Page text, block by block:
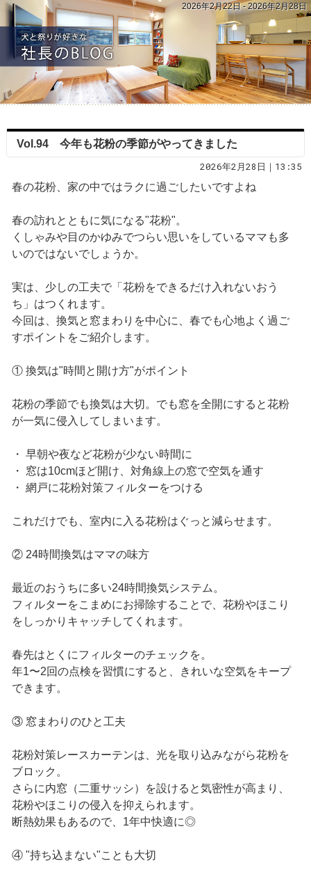
2026年2月22日 - 2026年2月28日
Vol.94 今年も花粉の季節がやってきました
2026年2月28日｜13:35
春の花粉、家の中ではラクに過ごしたいですよね
春の訪れとともに気になる"花粉"。
くしゃみや目のかゆみでつらい思いをしているママも多
いのではないでしょうか。
実は、少しの工夫で「花粉をできるだけ入れないおう
ち」はつくれます。
今回は、換気と窓まわりを中心に、春でも心地よく過ご
すポイントをご紹介します。
① 換気は"時間と開け方"がポイント
花粉の季節でも換気は大切。でも窓を全開にすると花粉
が一気に侵入してしまいます。
・ 早朝や夜など花粉が少ない時間に
・ 窓は10cmほど開け、対角線上の窓で空気を通す
・ 網戸に花粉対策フィルターをつける
これだけでも、室内に入る花粉はぐっと減らせます。
② 24時間換気はママの味方
最近のおうちに多い24時間換気システム。
フィルターをこまめにお掃除することで、花粉やほこり
をしっかりキャッチしてくれます。
春先はとくにフィルターのチェックを。
年1〜2回の点検を習慣にすると、きれいな空気をキープ
できます。
③ 窓まわりのひと工夫
花粉対策レースカーテンは、光を取り込みながら花粉を
ブロック。
さらに内窓（二重サッシ）を設けると気密性が高まり、
花粉やほこりの侵入を抑えられます。
断熱効果もあるので、1年中快適に◎
④ "持ち込まない"ことも大切